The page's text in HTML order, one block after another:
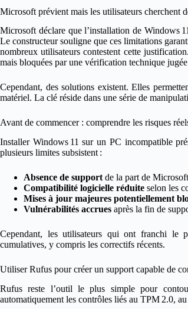
Microsoft prévient mais les utilisateurs cherchent
Microsoft déclare que l’installation de Windows
Le constructeur souligne que ces limitations
nombreux utilisateurs contestent cette
mais bloquées par une vérification technique
Cependant, des solutions existent. Elles
matériel. La clé réside dans une série de
Avant de commencer : comprendre les risques
Installer Windows 11 sur un PC incompatible
plusieurs limites subsistent :
Absence de support de la part de Microsoft
Compatibilité logicielle réduite selon les
Mises à jour majeures potentiellement
Vulnérabilités accrues après la fin de
Cependant, les utilisateurs qui ont franchi le
cumulatives, y compris les correctifs récents.
Utiliser Rufus pour créer un support capable de
Rufus reste l’outil le plus simple pour
automatiquement les contrôles liés au TPM 2.0,